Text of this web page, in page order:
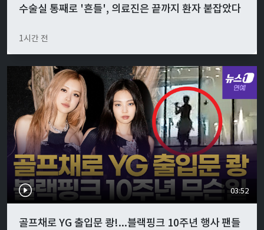
수술실 통째로 '흔들', 의료진은 끝까지 환자 붙잡았다
1시간 전
03:52
골프채로 YG 출입문 쾅!...블랙핑크 10주년 행사 팬들